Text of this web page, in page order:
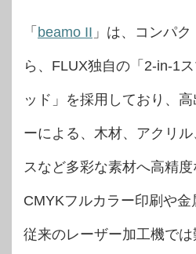
「 beamo II 」は、コンパ
ら、FLUX独自の「2-in-1
ッド」を採用しており、
ーによる、木材、アクリ
スなど多彩な素材へ高精度
CMYKフルカラー印刷や金
従来のレーザー加工機で